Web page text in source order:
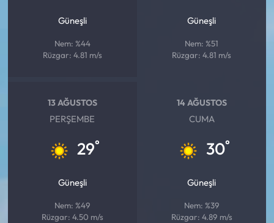
Güneşli
Nem: %44
Rüzgar: 4.81 m/s
Güneşli
Nem: %51
Rüzgar: 4.81 m/s
13 AĞUSTOS
PERŞEMBE
29°
Güneşli
Nem: %49
Rüzgar: 4.50 m/s
14 AĞUSTOS
CUMA
30°
Güneşli
Nem: %39
Rüzgar: 4.89 m/s